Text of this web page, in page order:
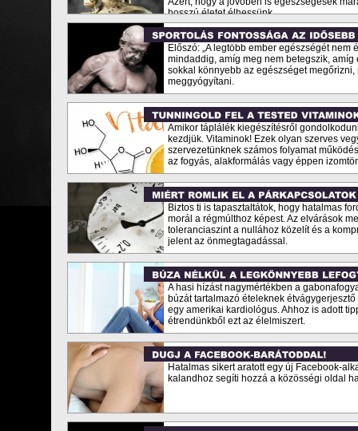
hosszú életet élhessünk.
Előszó: „A legtöbb ember egészségét nem
mindaddig, amíg meg nem betegszik, amíg
sokkal könnyebb az egészséget megőrizni,
meggyógyítani.
Amikor táplálék kiegészítésről
kezdjük. Vitaminok! Ezek olyan szerves
szervezetünknek számos folyamat
az fogyás, alakformálás vagy éppen
Biztos ti is tapasztaltátok, hogy hatalmas
morál a régmúlthoz képest. Az elvárások
toleranciaszint a nullához közelít és a
jelent az önmegtagadással.
A hasi hízást nagymértékben a
búzát tartalmazó ételeknek
egy amerikai kardiológus. Ahhoz is adott
étrendünkből ezt az élelmiszert.
Hatalmas sikert aratott egy új Facebook-
kalandhoz segíti hozzá a közösségi oldal